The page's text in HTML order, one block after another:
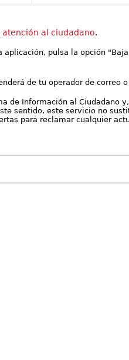
atención al ciudadano.
aplicación, pulsa la opción
de tu operador de correo
Información al Ciudadano
sentido, este servicio no
para reclamar cualquier